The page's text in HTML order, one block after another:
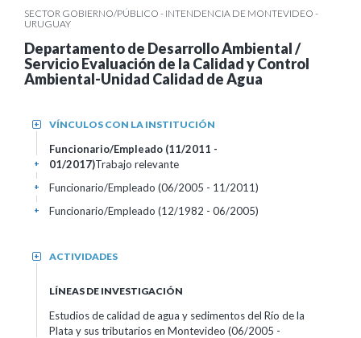
SECTOR GOBIERNO/PÚBLICO - INTENDENCIA DE MONTEVIDEO -
URUGUAY
Departamento de Desarrollo Ambiental /
Servicio Evaluación de la Calidad y Control
Ambiental-Unidad Calidad de Agua
VÍNCULOS CON LA INSTITUCIÓN
+
Funcionario/Empleado (11/2011 -
01/2017)Trabajo relevante
+
Funcionario/Empleado (06/2005 - 11/2011)
+
Funcionario/Empleado (12/1982 - 06/2005)
+
ACTIVIDADES
+
LÍNEAS DE INVESTIGACIÓN
Estudios de calidad de agua y sedimentos del Río de la
Plata y sus tributarios en Montevideo (06/2005 -